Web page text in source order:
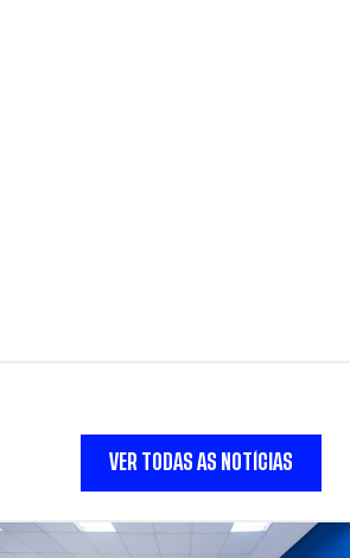
VER TODAS AS NOTÍCIAS